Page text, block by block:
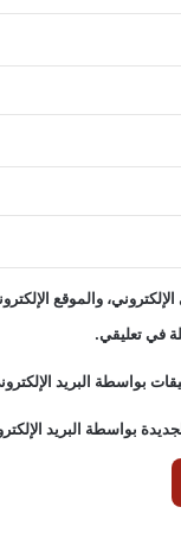
والموقع
في تعليقي.
بواسطة البريد
بواسطة البريد